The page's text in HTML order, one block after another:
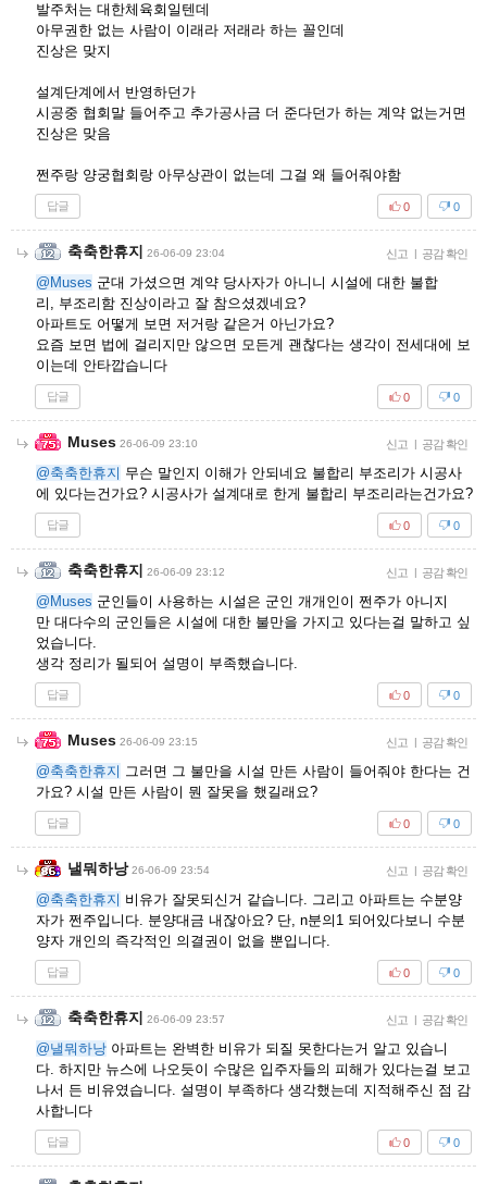
발주처는 대한체육회일텐데
아무권한 없는 사람이 이래라 저래라 하는 꼴인데
진상은 맞지
설계단계에서 반영하던가
시공중 협회말 들어주고 추가공사금 더 준다던가 하는 계약 없는거면
진상은 맞음
쩐주랑 양궁협회랑 아무상관이 없는데 그걸 왜 들어줘야함
답글 0
0
축축한휴지 26-06-09 23:04 신고 | 공감 확인
@Muses 군대 가셨으면 계약 당사자가 아니니 시설에 대한 불합
리, 부조리함 진상이라고 잘 참으셨겠네요?
아파트도 어떻게 보면 저거랑 같은거 아닌가요?
요즘 보면 법에 걸리지만 않으면 모든게 괜찮다는 생각이 전세대에 보
이는데 안타깝습니다
답글 0
0
Muses 26-06-09 23:10 신고 | 공감 확인
@축축한휴지 무슨 말인지 이해가 안되네요 불합리 부조리가 시공사
에 있다는건가요? 시공사가 설계대로 한게 불합리 부조리라는건가요?
답글 0
0
축축한휴지 26-06-09 23:12 신고 | 공감 확인
@Muses 군인들이 사용하는 시설은 군인 개개인이 쩐주가 아니지
만 대다수의 군인들은 시설에 대한 불만을 가지고 있다는걸 말하고 싶
었습니다.
생각 정리가 될되어 설명이 부족했습니다.
답글 0
0
Muses 26-06-09 23:15 신고 | 공감 확인
@축축한휴지 그러면 그 불만을 시설 만든 사람이 들어줘야 한다는 건
가요? 시설 만든 사람이 뭔 잘못을 했길래요?
답글 0
0
낼뭐하낭 26-06-09 23:54 신고 | 공감 확인
@축축한휴지 비유가 잘못되신거 같습니다. 그리고 아파트는 수분양
자가 쩐주입니다. 분양대금 내잖아요? 단, n분의1 되어있다보니 수분
양자 개인의 즉각적인 의결권이 없을 뿐입니다.
답글 0
0
축축한휴지 26-06-09 23:57 신고 | 공감 확인
@낼뭐하낭 아파트는 완벽한 비유가 되질 못한다는거 알고 있습니
다. 하지만 뉴스에 나오듯이 수많은 입주자들의 피해가 있다는걸 보고
나서 든 비유였습니다. 설명이 부족하다 생각했는데 지적해주신 점 감
사합니다
답글 0
0